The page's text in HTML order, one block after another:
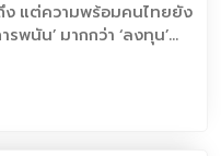
างกันออกไป ดังนั้น
กท่านศึกษารายละเอียด
อให้ตอบโจทย์ความ
กที่สุดแหล่งที่มาข่าว
ยัง
า ‘ลงทุน’
นระบบและเท่าเทียม ดัน